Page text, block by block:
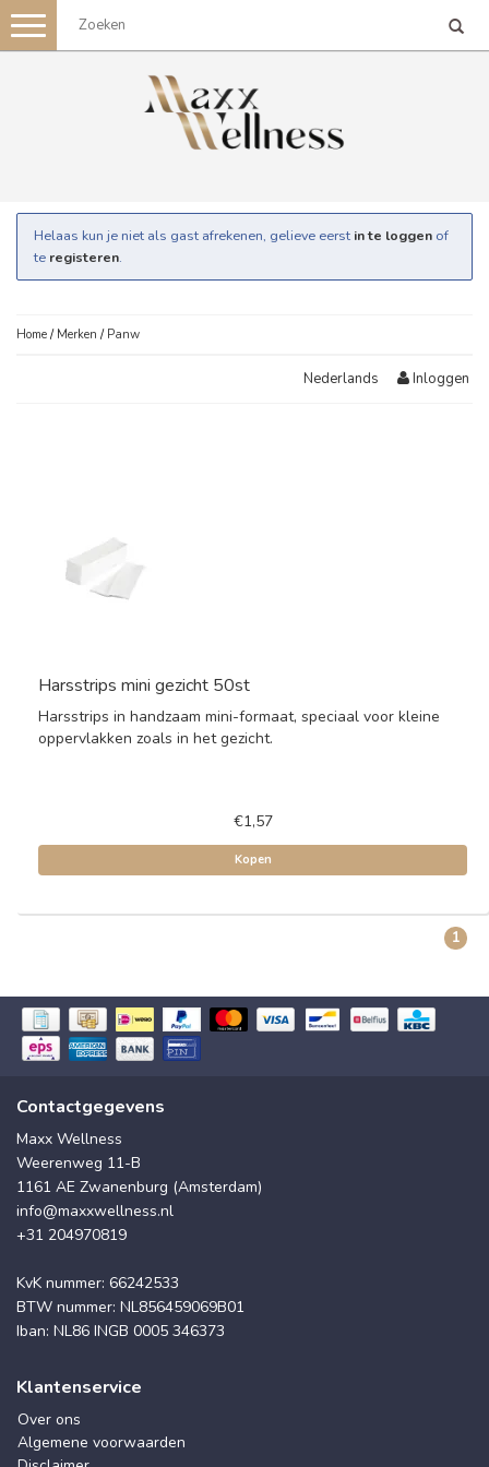
Toggle
navigation
Helaas kun je niet als gast afrekenen, gelieve eerst in te loggen of
te registeren.
Home / Merken / Panw
Nederlands Inloggen
Harsstrips mini gezicht 50st
Harsstrips in handzaam mini-formaat, speciaal voor kleine
oppervlakken zoals in het gezicht.
€1,57
Kopen
1
Contactgegevens
Maxx Wellness
Weerenweg 11-B
1161 AE Zwanenburg (Amsterdam)
info@maxxwellness.nl
+31 204970819
KvK nummer: 66242533
BTW nummer: NL856459069B01
Iban: NL86 INGB 0005 346373
Klantenservice
Over ons
Algemene voorwaarden